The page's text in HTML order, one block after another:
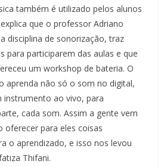
também é utilizado pelos alunos
que o professor Adriano
disciplina de sonorização, traz
para participarem das aulas e que
um workshop de bateria. O
aprenda não só o som no digital,
instrumento ao vivo, para
cada som. Assim a gente vem
para eles coisas
o aprendizado, e isso nos levou
Thifani.